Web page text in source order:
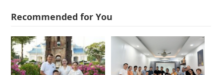
Recommended for You